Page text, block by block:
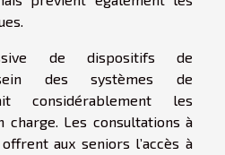
de dispositifs de
des systèmes de
considérablement les
Les consultations à
aux seniors l’accès à